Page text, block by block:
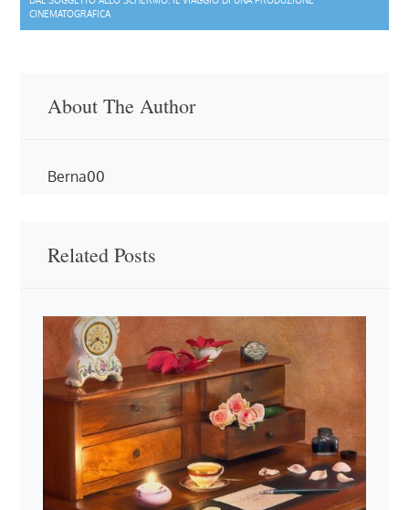
CINEMATOGRAFICA
About The Author
Berna00
Related Posts